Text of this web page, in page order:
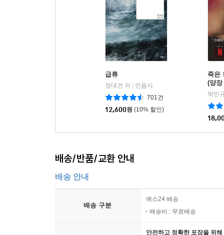
급류
정대건 저
민음사
701건
12,600원 (10% 할인)
죽은
(양장
박민
배송/반품/교환 안내
배송 안내
배송 구분
예스24 배송
배송비 : 무료배송
안전하고 정확한 포장을 위